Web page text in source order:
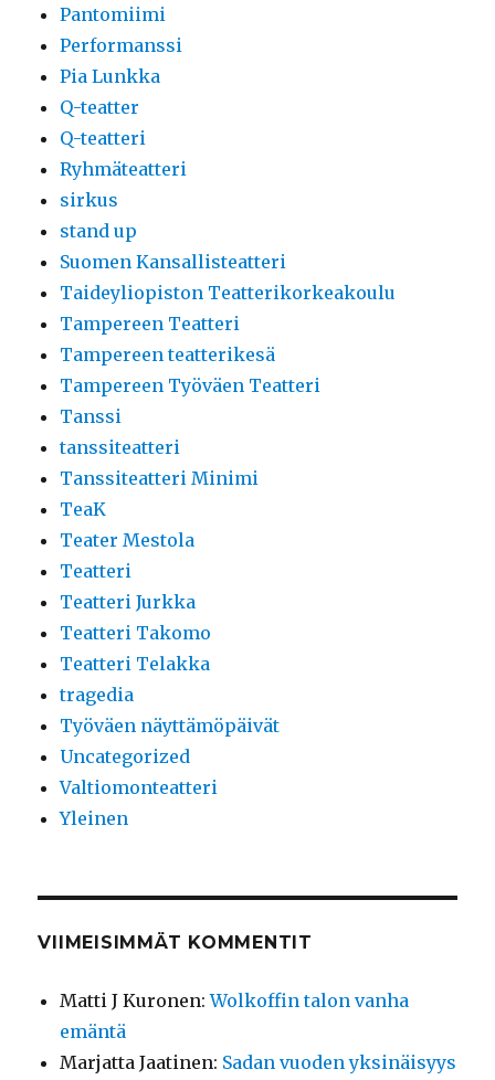
Pantomiimi
Performanssi
Pia Lunkka
Q-teatter
Q-teatteri
Ryhmäteatteri
sirkus
stand up
Suomen Kansallisteatteri
Taideyliopiston Teatterikorkeakoulu
Tampereen Teatteri
Tampereen teatterikesä
Tampereen Työväen Teatteri
Tanssi
tanssiteatteri
Tanssiteatteri Minimi
TeaK
Teater Mestola
Teatteri
Teatteri Jurkka
Teatteri Takomo
Teatteri Telakka
tragedia
Työväen näyttämöpäivät
Uncategorized
Valtiomonteatteri
Yleinen
VIIMEISIMMÄT KOMMENTIT
Matti J Kuronen:Wolkoffin talon vanha
emäntä
Marjatta Jaatinen: Sadan vuoden yksinäisyys